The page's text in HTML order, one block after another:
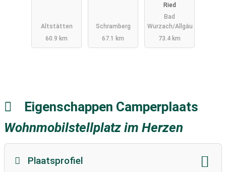
Altstätten
60.9 km
Schramberg
67.1 km
Ried
Bad
Wurzach/Allgäu
73.4 km
Eigenschappen Camperplaats
Wohnmobilstellplatz im Herzen
Plaatsprofiel